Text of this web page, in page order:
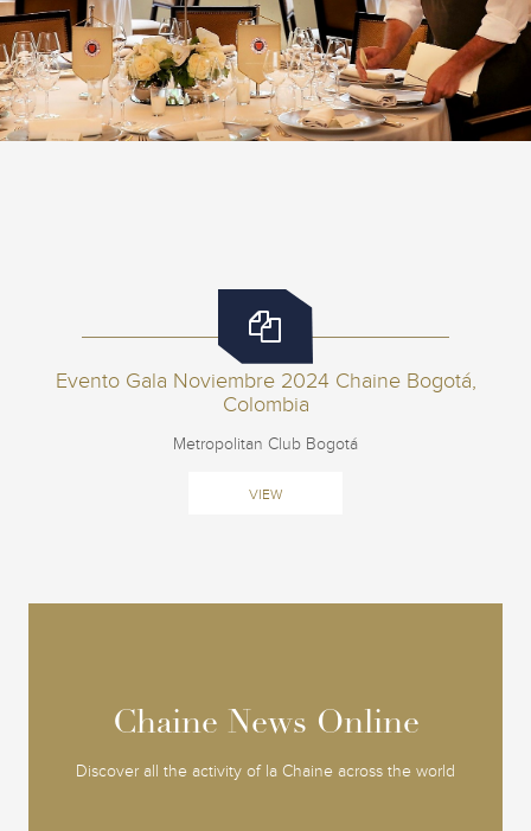
Evento Gala Noviembre 2024 Chaine Bogotá,
Colombia
Metropolitan Club Bogotá
VIEW
Chaine News Online
Discover all the activity of la Chaine across the world
Chaine News Online